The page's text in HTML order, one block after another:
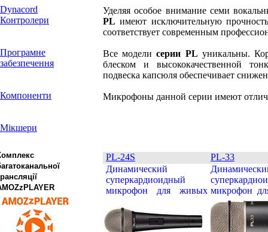
Dynacord
Контролери
Програмне
забезпечення
Компоненти
Мікшери
Уделяя особое внимание семи
PL имеют исключительную
соответствует современным
Все моделисерии PL уникальны.
блеском и высококачественной
подвеска капсюля обеспечивает
Микрофоны данной серии имеют
PL-24S
Динамический
суперкардиоидный
микрофон для живых
PL-33
микрофон
бас-бочки.